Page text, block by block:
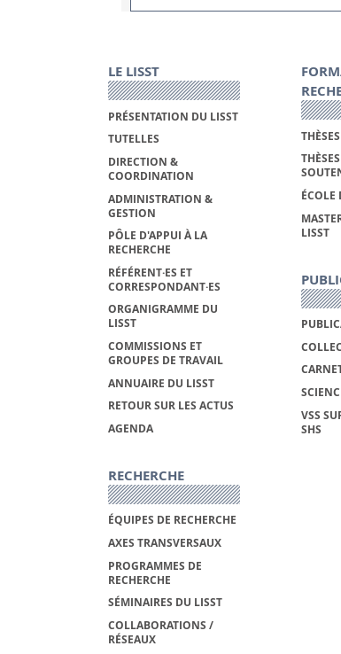
LE LISST
PRÉSENTATION DU LISST
TUTELLES
DIRECTION &
COORDINATION
ADMINISTRATION &
GESTION
PÔLE D'APPUI À LA
RECHERCHE
RÉFÉRENT·ES ET
CORRESPONDANT·ES
ORGANIGRAMME DU
LISST
COMMISSIONS ET
GROUPES DE TRAVAIL
ANNUAIRE DU LISST
RETOUR SUR LES ACTUS
AGENDA
RECHERCHE
ÉQUIPES DE RECHERCHE
AXES TRANSVERSAUX
PROGRAMMES DE
RECHERCHE
SÉMINAIRES DU LISST
COLLABORATIONS /
RÉSEAUX
ÉCOLE
LISST
VSS
SHS